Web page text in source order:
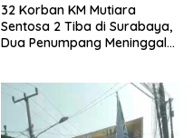
32 Korban KM Mutiara
Sentosa 2 Tiba di Surabaya,
Dua Penumpang Meninggal